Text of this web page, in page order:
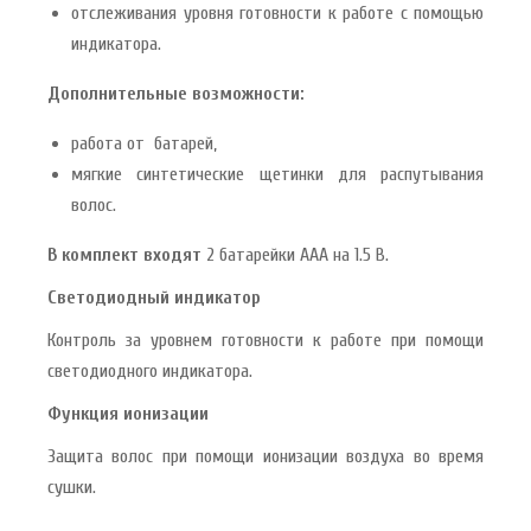
отслеживания уровня готовности к работе с помощью
индикатора.
Дополнительные возможности:
работа от батарей,
мягкие синтетические щетинки для распутывания
волос.
В комплект входят 2 батарейки ААА на 1.5 В.
Светодиодный индикатор
Контроль за уровнем готовности к работе при помощи
светодиодного индикатора.
Функция ионизации
Защита волос при помощи ионизации воздуха во время
сушки.